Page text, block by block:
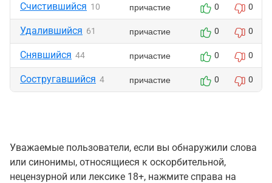
Счистившийся 10 причастие 0 0
Удалившийся 61 причастие 0 0
Снявшийся 44 причастие 0 0
Состругавшийся 4 причастие 0 0
Уважаемые пользователи, если вы обнаружили слова
или синонимы, относящиеся к оскорбительной,
нецензурной или лексике 18+, нажмите справа на